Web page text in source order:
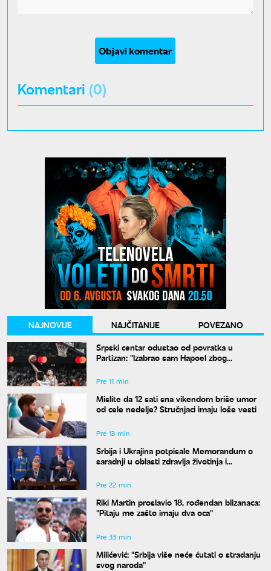
Objavi komentar
Komentari (0)
NAJNOVIJE NAJČITANIJE
POVEZANO
Srpski centar odustao od povratka u
Partizan: "Izabrao sam Hapoel zbog
Pre 11 min
Mislite da 12 sati sna vikendom briše umor
od cele nedelje? Stručnjaci imaju loše vesti
Pre 13 min
Srbija i Ukrajina potpisale Memorandum o
saradnji u oblasti zdravlja životinja i
Pre 22 min
Riki Martin proslavio 18. rođendan blizanaca:
"Pitaju me zašto imaju dva oca"
Pre 33 min
Milićević: "Srbija više neće ćutati o stradanju
svog naroda"